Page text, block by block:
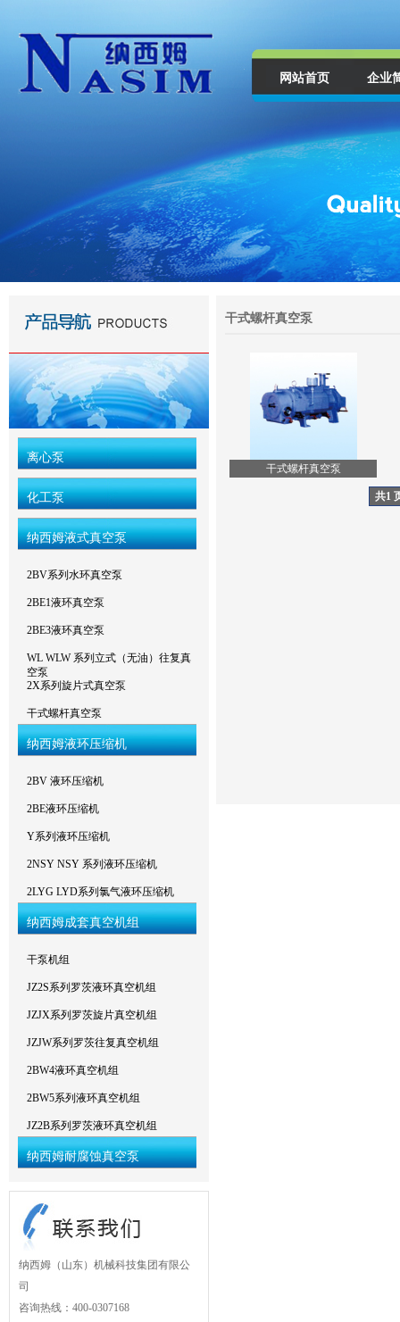
网站首页 企业
离心泵
化工泵
纳西姆液式真空泵
2BV系列水环真空泵
2BE1液环真空泵
2BE3液环真空泵
WL WLW 系列立式（无油）往复真
空泵
2X系列旋片式真空泵
干式螺杆真空泵
纳西姆液环压缩机
2BV 液环压缩机
2BE液环压缩机
Y系列液环压缩机
2NSY NSY 系列液环压缩机
2LYG LYD系列氯气液环压缩机
纳西姆成套真空机组
干泵机组
JZ2S系列罗茨液环真空机组
JZJX系列罗茨旋片真空机组
JZJW系列罗茨往复真空机组
2BW4液环真空机组
2BW5系列液环真空机组
JZ2B系列罗茨液环真空机组
纳西姆耐腐蚀真空泵
纳西姆（山东）机械科技集团有限公
司
咨询热线：400-0307168
干式螺杆真空泵
干式螺杆真空泵
共1